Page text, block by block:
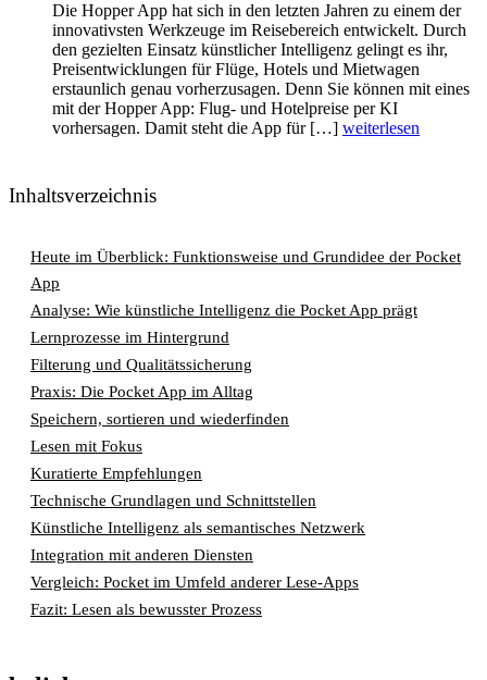
Die Hopper App hat sich in den letzten Jahren zu einem der
innovativsten Werkzeuge im Reisebereich entwickelt. Durch
den gezielten Einsatz künstlicher Intelligenz gelingt es ihr,
Preisentwicklungen für Flüge, Hotels und Mietwagen
erstaunlich genau vorherzusagen. Denn Sie können mit eines
mit der Hopper App: Flug- und Hotelpreise per KI
vorhersagen. Damit steht die App für […] weiterlesen
Inhaltsverzeichnis
Heute im Überblick: Funktionsweise und Grundidee der Pocket
App
Analyse: Wie künstliche Intelligenz die Pocket App prägt
Lernprozesse im Hintergrund
Filterung und Qualitätssicherung
Praxis: Die Pocket App im Alltag
Speichern, sortieren und wiederfinden
Lesen mit Fokus
Kuratierte Empfehlungen
Technische Grundlagen und Schnittstellen
Künstliche Intelligenz als semantisches Netzwerk
Integration mit anderen Diensten
Vergleich: Pocket im Umfeld anderer Lese-Apps
Fazit: Lesen als bewusster Prozess